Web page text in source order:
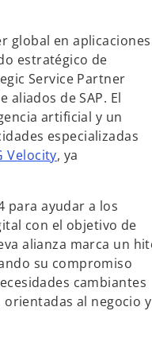
global en aplicaciones
estratégico de
Service Partner
aliados de SAP. El
artificial y un
especializadas
Velocitys
b
r
e
e
n
u
, ya
para ayudar a los
con el objetivo de
alianza marca un
su compromiso
cambiantes
al negocio y